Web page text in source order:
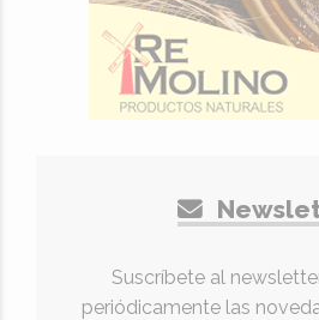
Suscríbete al
periódicamente las